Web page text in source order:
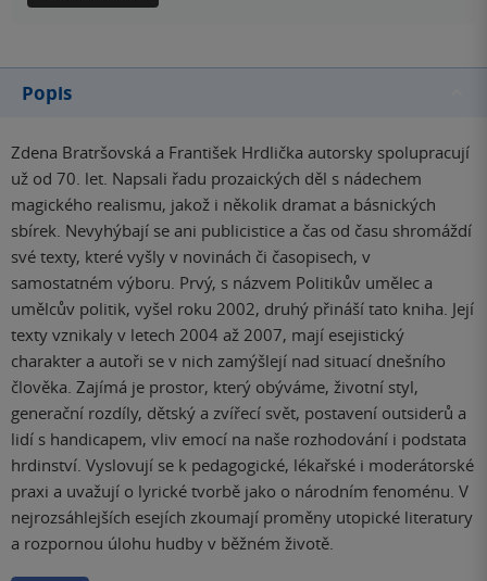
Popis
Zdena Bratršovská a František Hrdlička autorsky spolupracují
už od 70. let. Napsali řadu prozaických děl s nádechem
magického realismu, jakož i několik dramat a básnických
sbírek. Nevyhýbají se ani publicistice a čas od času shromáždí
své texty, které vyšly v novinách či časopisech, v
samostatném výboru. Prvý, s názvem Politikův umělec a
umělcův politik, vyšel roku 2002, druhý přináší tato kniha. Její
texty vznikaly v letech 2004 až 2007, mají esejistický
charakter a autoři se v nich zamýšlejí nad situací dnešního
člověka. Zajímá je prostor, který obýváme, životní styl,
generační rozdíly, dětský a zvířecí svět, postavení outsiderů a
lidí s handicapem, vliv emocí na naše rozhodování i podstata
hrdinství. Vyslovují se k pedagogické, lékařské i moderátorské
praxi a uvažují o lyrické tvorbě jako o národním fenoménu. V
nejrozsáhlejších esejích zkoumají proměny utopické literatury
a rozpornou úlohu hudby v běžném životě.